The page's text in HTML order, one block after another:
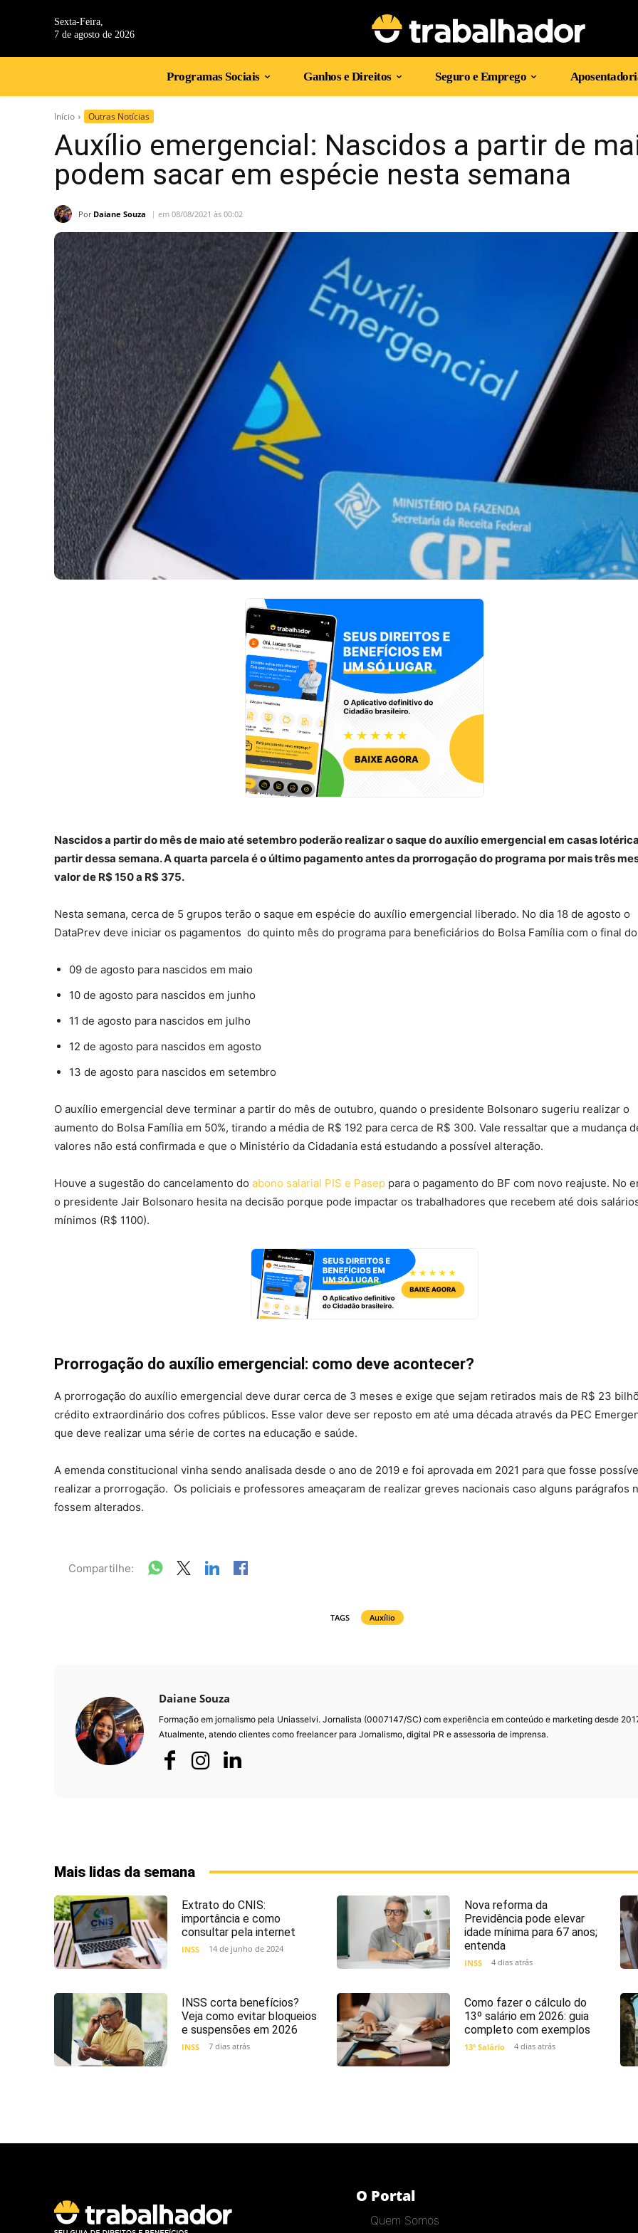
Sexta-Feira,
7 de agosto de 2026
Programas Sociais Ganhos e Direitos Seguro e Emprego
Início Outras Notícias
Auxílio emergencial: Nascidos a partir de
podem sacar em espécie nesta semana
Por Daiane Souza em 08/08/2021 às 00:02
Nascidos a partir do mês de maio até setembro poderão realizar o saque do auxílio emergencial em casas
partir dessa semana. A quarta parcela é o último pagamento antes da prorrogação do programa por mais três
valor de R$ 150 a R$ 375.
Nesta semana, cerca de 5 grupos terão o saque em espécie do auxílio emergencial liberado. No dia 18 de agosto o
DataPrev deve iniciar os pagamentos do quinto mês do programa para beneficiários do Bolsa Família com o final do
09 de agosto para nascidos em maio
10 de agosto para nascidos em junho
11 de agosto para nascidos em julho
12 de agosto para nascidos em agosto
13 de agosto para nascidos em setembro
O auxílio emergencial deve terminar a partir do mês de outubro, quando o presidente Bolsonaro sugeriu realizar o
aumento do Bolsa Família em 50%, tirando a média de R$ 192 para cerca de R$ 300. Vale ressaltar que a mudança
valores não está confirmada e que o Ministério da Cidadania está estudando a possível alteração.
Houve a sugestão do cancelamento do abono salarial PIS e Pasep para o pagamento do BF com novo reajuste. No
o presidente Jair Bolsonaro hesita na decisão porque pode impactar os trabalhadores que recebem até dois
mínimos (R$ 1100).
Prorrogação do auxílio emergencial: como deve acontecer?
A prorrogação do auxílio emergencial deve durar cerca de 3 meses e exige que sejam retirados mais de R$ 23
crédito extraordinário dos cofres públicos. Esse valor deve ser reposto em até uma década através da PEC
que deve realizar uma série de cortes na educação e saúde.
A emenda constitucional vinha sendo analisada desde o ano de 2019 e foi aprovada em 2021 para que fosse
realizar a prorrogação. Os policiais e professores ameaçaram de realizar greves nacionais caso alguns parágrafos
fossem alterados.
Compartilhe:
TAGS Auxílio
Daiane Souza
Formação em jornalismo pela Uniasselvi. Jornalista (0007147/SC) com experiência em conteúdo e marketing desde
Atualmente, atendo clientes como freelancer para Jornalismo, digital PR e assessoria de imprensa.
Mais lidas da semana
Extrato do CNIS:
importância e como
consultar pela internet
INSS 14 de junho de 2024
Nova reforma da
Previdência pode elevar
idade mínima para 67 anos;
entenda
INSS 4 dias atrás
INSS corta benefícios?
Veja como evitar bloqueios
e suspensões em 2026
INSS 7 dias atrás
Como fazer o cálculo do
13º salário em 2026: guia
completo com exemplos
13º Salário 4 dias atrás
O Portal
Quem Somos